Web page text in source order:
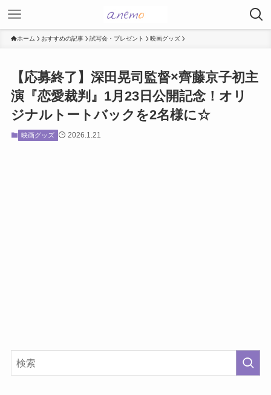
ホーム おすすめの記事 試写会・プレゼント 映画グッズ
【応募終了】深田晃司監督×齊藤京子初主
演『恋愛裁判』1月23日公開記念！オリ
ジナルトートバックを2名様に☆
映画グッズ 2026.1.21